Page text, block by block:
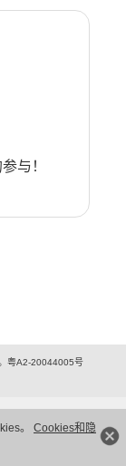
。 Cookies和隐
与！
粤A2-20044005号